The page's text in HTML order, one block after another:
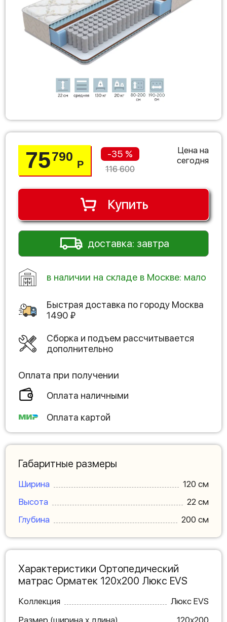
75790
Р
-35 %
116 600
Цена на
сегодня
Купить
доставка: завтра
в наличии на складе в Москве: мало
Быстрая доставка по городу Москва
1490 ₽
Сборка и подъем рассчитывается
дополнительно
Оплата при получении
Оплата наличными
Оплата картой
Габаритные размеры
Ширина
120 см
Высота
22 см
Глубина
200 см
Характеристики Ортопедический
матрас Орматек 120х200 Люкс EVS
Коллекция
Люкс EVS
Размер (ширина х длина)
120х200